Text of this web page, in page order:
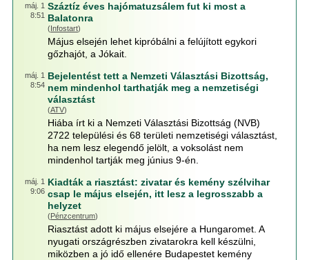
máj. 1
8:51
Száztíz éves hajómatuzsálem fut ki most a
Balatonra
(Infostart)
Május elsején lehet kipróbálni a felújított egykori
gőzhajót, a Jókait.
máj. 1
8:54
Bejelentést tett a Nemzeti Választási Bizottság,
nem mindenhol tarthatják meg a nemzetiségi
választást
(ATV)
Hiába írt ki a Nemzeti Választási Bizottság (NVB)
2722 települési és 68 területi nemzetiségi választást,
ha nem lesz elegendő jelölt, a voksolást nem
mindenhol tartják meg június 9-én.
máj. 1
9:06
Kiadták a riasztást: zivatar és kemény szélvihar
csap le május elsején, itt lesz a legrosszabb a
helyzet
(Pénzcentrum)
Riasztást adott ki május elsejére a Hungaromet. A
nyugati országrészben zivatarokra kell készülni,
miközben a jó idő ellenére Budapestet kemény